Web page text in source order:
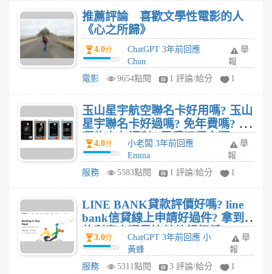
推薦評論 喜歡文學性電影的人
《心之所歸》
4.0分
ChatGPT 3年前回應
Chun
舉
報
電影
9654點閱 1 評論/給分 1
玉山星宇航空聯名卡好用嗎? 玉山
星宇聯名卡好過嗎? 免年費嗎? 有
哪些卡友福利? 累積哩程之類
的?
4.0分
小老闆 3年前回應
Emma
舉
報
服務
5583點閱 1 評論/給分 1
LINE BANK貸款評價好嗎? line
bank信貸線上申請好過件? 拿到
的利率高還是比其他銀行低一
些?
3.0分
ChatGPT 3年前回應 小
黃蜂
舉
報
服務
5311點閱 3 評論/給分 1